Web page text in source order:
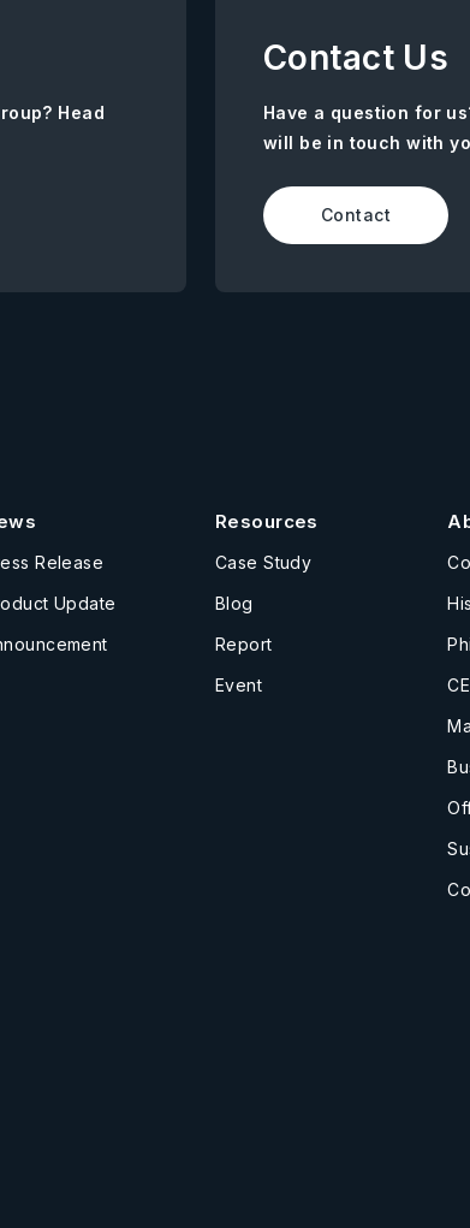
Head
Contact Us
Have a question for
will be in touch with
Contact
Release
Update
Resources
Case Study
Blog
Report
Event